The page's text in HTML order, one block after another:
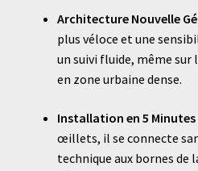
Architecture Nouvelle
plus véloce et une
un suivi fluide, même
en zone urbaine dense.
Installation en 5 Minutes
œillets, il se connecte
technique aux bornes de